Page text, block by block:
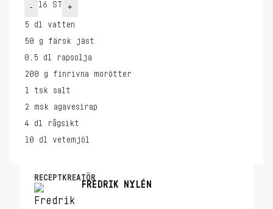
- 16 ST +
5 dl
vatten
50 g
färsk jäst
0.5 dl
rapsolja
200 g
finrivna morötter
1 tsk
salt
2 msk
agavesirap
4 dl
rågsikt
10 dl vetemjöl
RECEPTKREATÖR
FREDRIK NYLÉN